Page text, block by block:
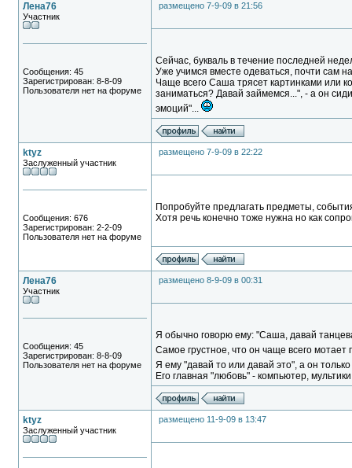
Лена76
Участник
Сообщения: 45
Зарегистрирован: 8-8-09
Пользователя нет на форуме
размещено 7-9-09 в 21:56
Сейчас, букваль в течение последней
Уже учимся вместе одеваться, почти сам
Чаще всего Саша трясет картинками или
заниматься? Давай займемся...", - а он
эмоций"...
ktyz
Заслуженный участник
Сообщения: 676
Зарегистрирован: 2-2-09
Пользователя нет на форуме
размещено 7-9-09 в 22:22
Попробуйте предлагать предметы,
Хотя речь конечно тоже нужна но как
Лена76
Участник
Сообщения: 45
Зарегистрирован: 8-8-09
Пользователя нет на форуме
размещено 8-9-09 в 00:31
Я обычно говорю ему: "Саша, давай
Самое грустное, что он чаще всего мотает
Я ему "давай то или давай это", а он
Его главная "любовь" - компьютер,
ktyz
Заслуженный участник
размещено 11-9-09 в 13:47